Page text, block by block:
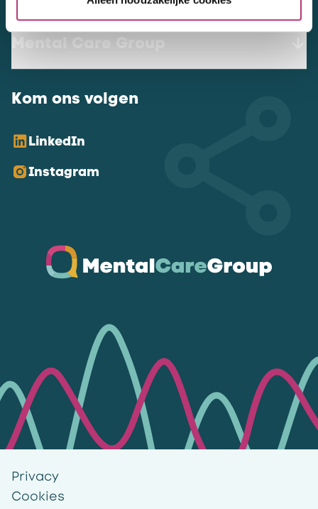
Mental Care Group
Kom ons volgen
LinkedIn
Instagram
Privacy
Cookies